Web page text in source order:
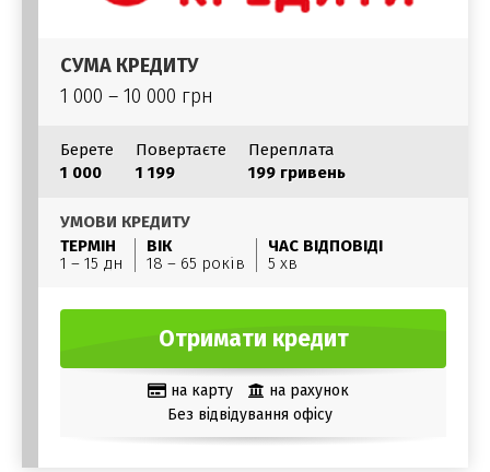
СУМА КРЕДИТУ
1 000 – 10 000 грн
Берете
1 000
Повертаєте
1 199
Переплата
199 гривень
УМОВИ КРЕДИТУ
ТЕРМІН
1 – 15 дн
ВІК
18 – 65 років
ЧАС ВІДПОВІДІ
5 хв
Отримати кредит
на карту
на рахунок
Без відвідування офісу